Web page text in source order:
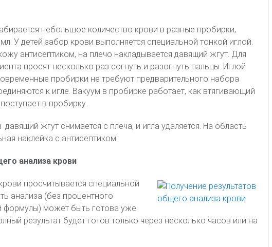
небольшое количество крови в разные пробирки,
У детей забор крови выполняется специальной тонкой иглой.
антисептиком, на плечо накладывается давящий жгут. Для
просят несколько раз согнуть и разогнуть пальцы. Иглой
пробирки не требуют предварительного набора
к игле. Вакуум в пробирке работает, как втягивающий
в пробирку.
жгут снимается с плеча, и игла удаляется. На область
наклейка с антисептиком.
анализа крови
просчитывается специальной
анализа (без процентного
формулы) может быть готова уже
результат будет готов только через несколько часов или на